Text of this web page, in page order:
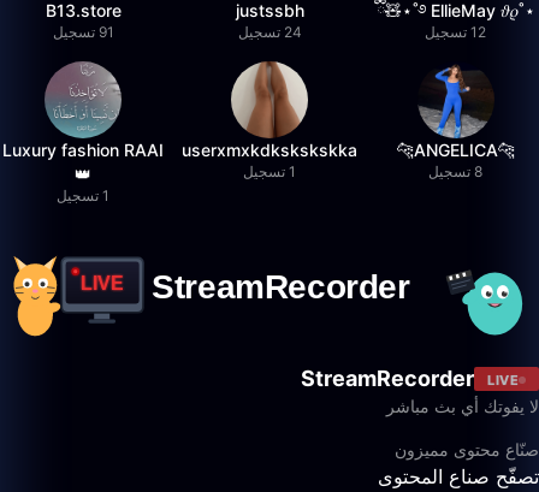
⋆˚࿔ EllieMay 𝜗𝜚˚⋆🧸ྀི
12 تسجيل
justssbh
24 تسجيل
B13.store
91 تسجيل
🐆ANGELICA🐆
8 تسجيل
userxmxkdkskskskka
1 تسجيل
Luxury fashion RAAI
👑
1 تسجيل
LIVE
StreamRecorder
لا يفوتك أي بث مباشر
صنّاع محتوى مميزون
تصفّح صناع المحتوى